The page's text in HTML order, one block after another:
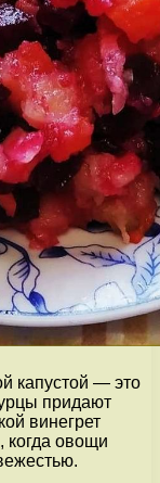
капустой — это
придают
винегрет
когда овощи